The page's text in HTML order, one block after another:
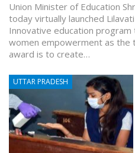
Union Minister of Education
today virtually launched
Innovative education
women empowerment as the
award is to create…
UTTAR PRADESH